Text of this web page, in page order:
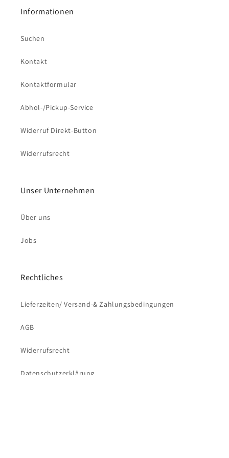
Versandkostenfrei bestellen ab 69€
Informationen
Suchen
Kontakt
Kontaktformular
Abhol-/Pickup-Service
Widerruf Direkt-Button
Widerrufsrecht
Unser Unternehmen
Über uns
Jobs
Rechtliches
Lieferzeiten/ Versand-& Zahlungsbedingungen
AGB
Widerrufsrecht
Datenschutzerklärung